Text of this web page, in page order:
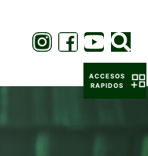
ACCESOS
RAPIDOS